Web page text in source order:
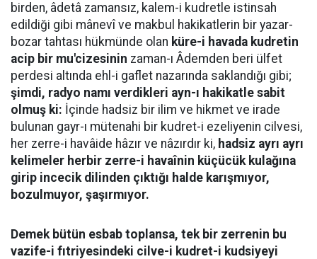
birden, âdetâ zamansız, kalem-i kudretle istinsah
edildiği gibi mânevî ve makbul hakikatlerin bir yazar-
bozar tahtası hükmünde olan küre-i havada kudretin
acip bir mu'cizesinin zaman-ı Âdemden beri ülfet
perdesi altında ehl-i gaflet nazarında saklandığı gibi;
şimdi, radyo namı verdikleri ayn-ı hakikatle sabit
olmuş ki: İçinde hadsiz bir ilim ve hikmet ve irade
bulunan gayr-ı mütenahi bir kudret-i ezeliyenin cilvesi,
her zerre-i havâide hâzır ve nâzırdır ki, hadsiz ayrı ayrı
kelimeler herbir zerre-i havaînin küçücük kulağına
girip incecik dilinden çıktığı halde karışmıyor,
bozulmuyor, şaşırmıyor.
Demek bütün esbab toplansa, tek bir zerrenin bu
vazife-i fıtriyesindeki cilve-i kudret-i kudsiyeyi